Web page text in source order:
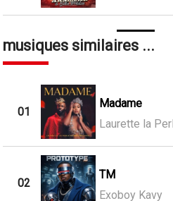
musiques similaires ...
01
Madame
Laurette la
02
TM
Exoboy Kavy